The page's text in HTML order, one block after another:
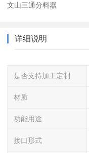
文山三通分料器
详细说明
是否支持加工定制
材质
功能用途
接口形式